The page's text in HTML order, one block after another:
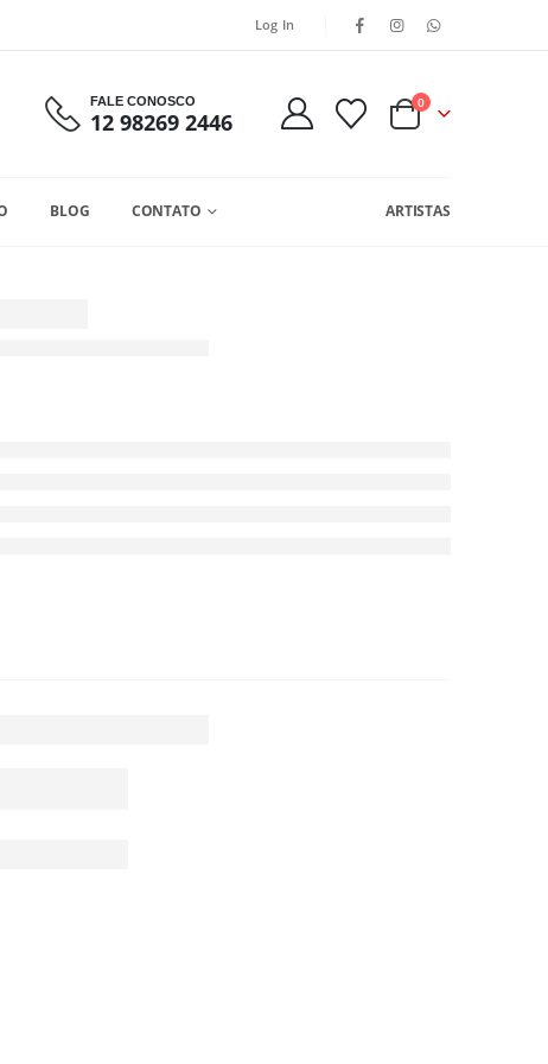
Log In
FALE CONOSCO
12 98269 2446
0
BLOG CONTATO ARTISTAS